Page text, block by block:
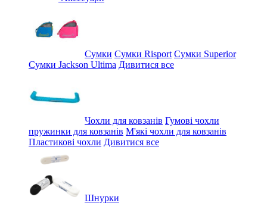
Сумки Сумки Risport Сумки Superior
Сумки Jackson Ultima Дивитися все
Чохли для ковзанів Гумові чохли
пружинки для ковзанів М'які чохли для ковзанів
Пластикові чохли Дивитися все
Шнурки